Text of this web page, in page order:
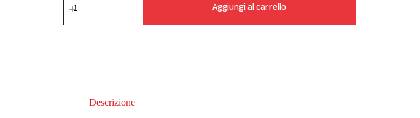
Race
gusto
quantità
Aggiungi al carrello
Descrizione